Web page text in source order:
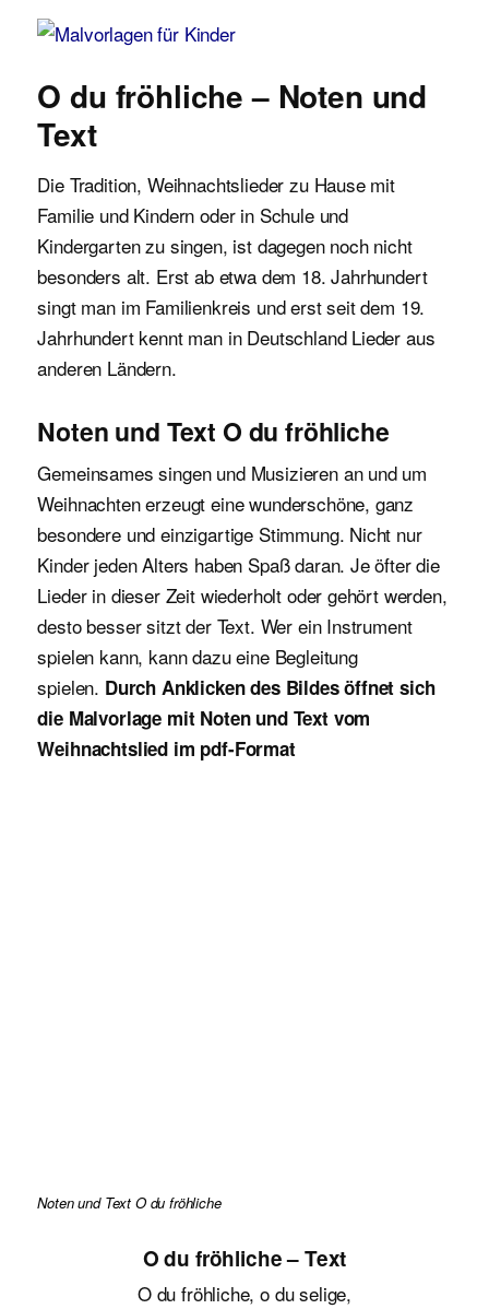
Malvorlagen für Kinder
O du fröhliche – Noten und
Text
Die Tradition, Weihnachtslieder zu Hause mit
Familie und Kindern oder in Schule und
Kindergarten zu singen, ist dagegen noch nicht
besonders alt. Erst ab etwa dem 18. Jahrhundert
singt man im Familienkreis und erst seit dem 19.
Jahrhundert kennt man in Deutschland Lieder aus
anderen Ländern.
Noten und Text O du fröhliche
Gemeinsames singen und Musizieren an und um
Weihnachten erzeugt eine wunderschöne, ganz
besondere und einzigartige Stimmung. Nicht nur
Kinder jeden Alters haben Spaß daran. Je öfter die
Lieder in dieser Zeit wiederholt oder gehört werden,
desto besser sitzt der Text. Wer ein Instrument
spielen kann, kann dazu eine Begleitung
spielen. Durch Anklicken des Bildes öffnet sich
die Malvorlage mit Noten und Text vom
Weihnachtslied im pdf-Format
Noten und Text O du fröhliche
O du fröhliche – Text
O du fröhliche, o du selige,